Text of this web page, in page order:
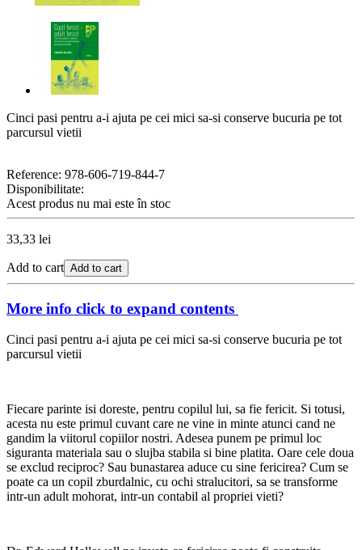
Cinci pasi pentru a-i ajuta pe cei mici sa-si conserve bucuria pe tot
parcursul vietii
Reference: 978-606-719-844-7
Disponibilitate:
Acest produs nu mai este în stoc
33,33 lei
Add to cart Add to cart
More info click to expand contents
Cinci pasi pentru a-i ajuta pe cei mici sa-si conserve bucuria pe tot
parcursul vietii
Fiecare parinte isi doreste, pentru copilul lui, sa fie fericit. Si totusi,
acesta nu este primul cuvant care ne vine in minte atunci cand ne
gandim la viitorul copiilor nostri. Adesea punem pe primul loc
siguranta materiala sau o slujba stabila si bine platita. Oare cele doua
se exclud reciproc? Sau bunastarea aduce cu sine fericirea? Cum se
poate ca un copil zburdalnic, cu ochi stralucitori, sa se transforme
intr-un adult mohorat, intr-un contabil al propriei vieti?